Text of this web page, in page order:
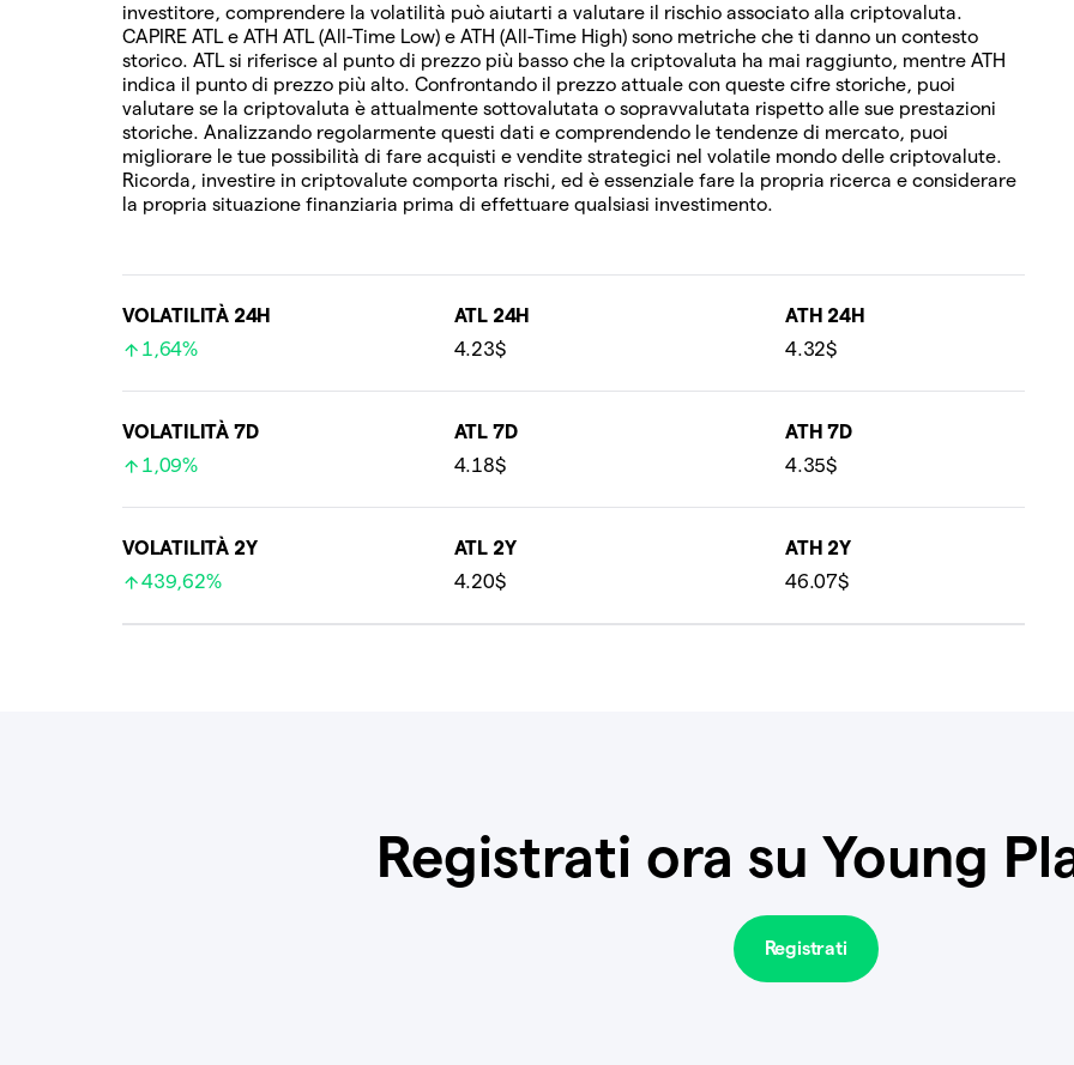
investitore, comprendere la volatilità può aiutarti a valutare il rischio associato alla criptovaluta.
CAPIRE ATL e ATH ATL (All-Time Low) e ATH (All-Time High) sono metriche che ti danno un contesto
storico. ATL si riferisce al punto di prezzo più basso che la criptovaluta ha mai raggiunto, mentre ATH
indica il punto di prezzo più alto. Confrontando il prezzo attuale con queste cifre storiche, puoi
valutare se la criptovaluta è attualmente sottovalutata o sopravvalutata rispetto alle sue prestazioni
storiche. Analizzando regolarmente questi dati e comprendendo le tendenze di mercato, puoi
migliorare le tue possibilità di fare acquisti e vendite strategici nel volatile mondo delle criptovalute.
Ricorda, investire in criptovalute comporta rischi, ed è essenziale fare la propria ricerca e considerare
la propria situazione finanziaria prima di effettuare qualsiasi investimento.
VOLATILITÀ 24H
1,64%
ATL 24H
4.23$
ATH 24H
4.32$
VOLATILITÀ 7D
1,09%
ATL 7D
4.18$
ATH 7D
4.35$
VOLATILITÀ 2Y
439,62%
ATL 2Y
4.20$
ATH 2Y
46.07$
Registrati ora su Young
Registrati